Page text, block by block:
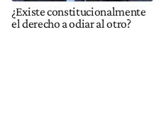
¿Existe constitucionalmente
el derecho a odiar al otro?